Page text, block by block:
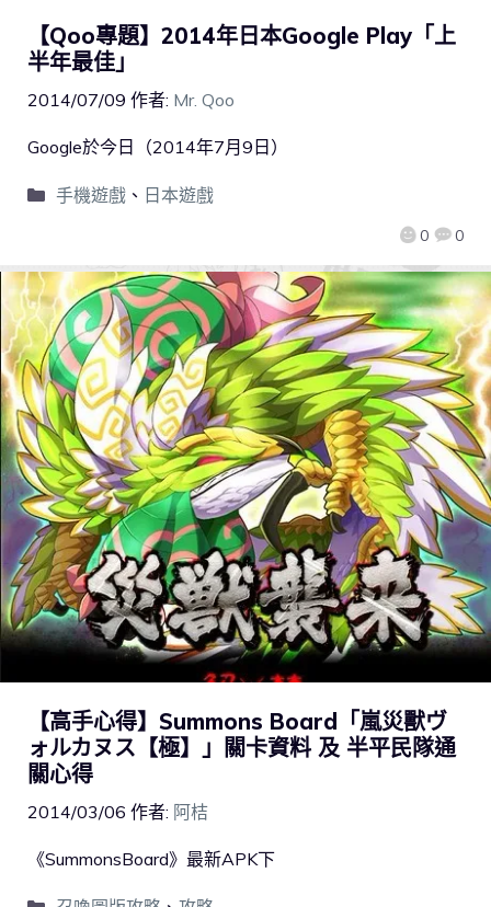
【Qoo專題】2014年日本Google Play「上
半年最佳」
2014/07/09 作者: Mr. Qoo
0 0
Google於今日（2014年7月9日）
手機遊戲、 日本遊戲
【高手心得】Summons Board「嵐災獸ヴ
ォルカヌス【極】」關卡資料 及 半平民隊通
關心得
2014/03/06 作者: 阿桔
《SummonsBoard》最新APK下